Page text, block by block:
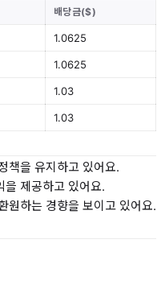
배당금($)
1.0625
1.0625
1.03
1.03
책을 유지하고 있어요.
을 제공하고 있어요.
원하는 경향을 보이고 있어요.